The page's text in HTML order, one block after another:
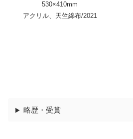
530×410mm
アクリル、天竺綿布/2021
略歴・受賞